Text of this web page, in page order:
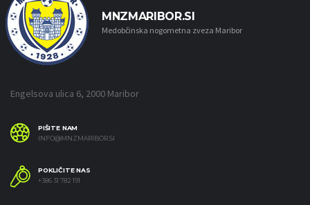
MNZMARIBOR.SI
Medobčinska nogometna zveza Maribor
Engelsova ulica 6, 2000 Maribor
PIŠITE NAM
INFO@MNZMARIBOR.SI
POKLIČITE NAS
+386 31 782 191